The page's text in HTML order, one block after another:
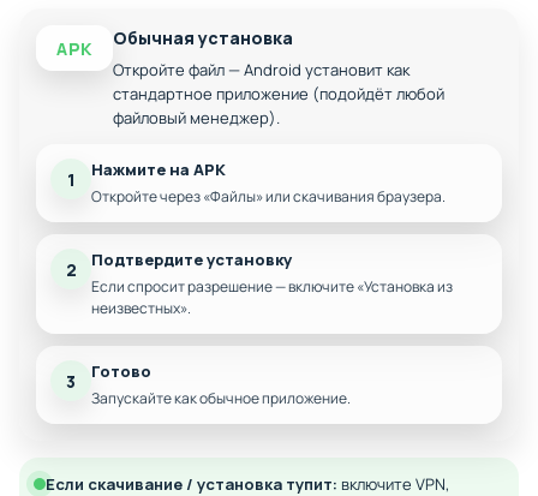
APK Обычная установка
Откройте файл — Android установит как
стандартное приложение (подойдёт любой
файловый менеджер).
1 Нажмите на APK
Откройте через «Файлы» или скачивания браузера.
2 Подтвердите установку
Если спросит разрешение — включите «Установка из
неизвестных».
3 Готово
Запускайте как обычное приложение.
Если скачивание / установка тупит: включите VPN,